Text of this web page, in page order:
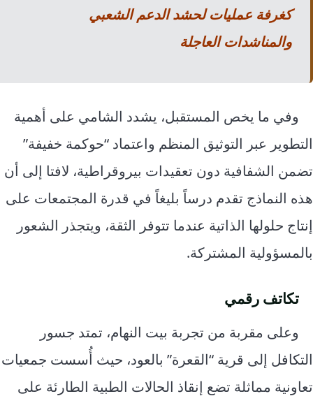
كغرفة عمليات لحشد الدعم الشعبي
والمناشدات العاجلة
وفي ما يخص المستقبل، يشدد الشامي على أهمية
التطوير عبر التوثيق المنظم واعتماد “حوكمة خفيفة”
تضمن الشفافية دون تعقيدات بيروقراطية، لافتا إلى أن
هذه النماذج تقدم درساً بليغاً في قدرة المجتمعات على
إنتاج حلولها الذاتية عندما تتوفر الثقة، ويتجذر الشعور
بالمسؤولية المشتركة.
تكاتف رقمي
وعلى مقربة من تجربة بيت النهام، تمتد جسور
التكافل إلى قرية “القعرة” بالعود، حيث أُسست جمعيات
تعاونية مماثلة تضع إنقاذ الحالات الطبية الطارئة على